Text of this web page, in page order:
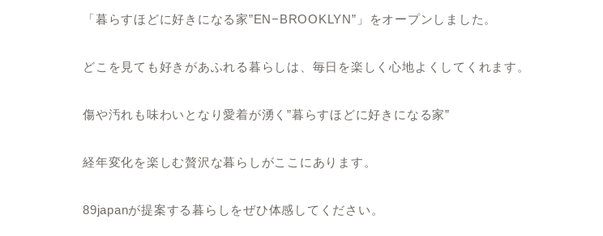
「暮らすほどに好きになる家”EN−BROOKLYN”」をオープンしました。
どこを見ても好きがあふれる暮らしは、毎日を楽しく心地よくしてくれます。
傷や汚れも味わいとなり愛着が湧く”暮らすほどに好きになる家”
経年変化を楽しむ贅沢な暮らしがここにあります。
89japanが提案する暮らしをぜひ体感してください。